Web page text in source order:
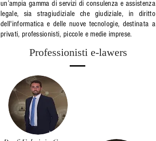
Professionisti e-lawers
un’ampia gamma di servizi di consulenza e assistenza
legale, sia stragiudiziale che giudiziale, in diritto
dell'informatica e delle nuove tecnologie, destinata a
privati, professionisti, piccole e medie imprese.